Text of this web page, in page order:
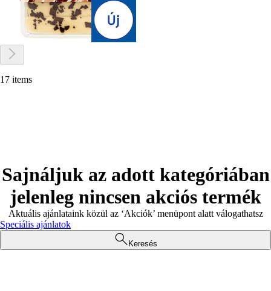
17 items
Sajnáljuk az adott kategóriában
jelenleg nincsen akciós termék
Aktuális ajánlataink közül az ‘Akciók’ menüpont alatt válogathatsz
Speciális ajánlatok
Keresés